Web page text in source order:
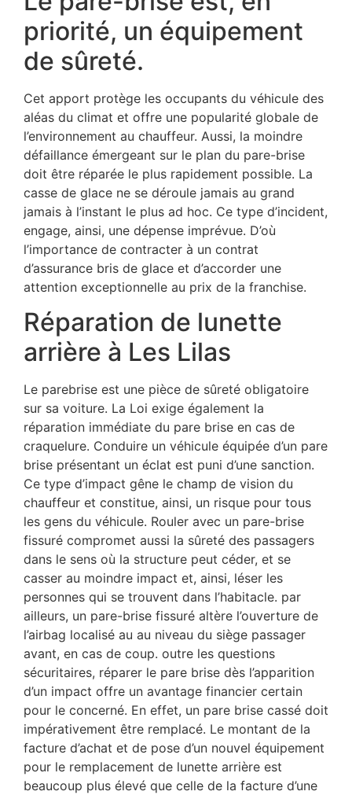
priorité, un équipement
de sûreté.
Cet apport protège les occupants du véhicule des
aléas du climat et offre une popularité globale de
l’environnement au chauffeur. Aussi, la moindre
défaillance émergeant sur le plan du pare-brise
doit être réparée le plus rapidement possible. La
casse de glace ne se déroule jamais au grand
jamais à l’instant le plus ad hoc. Ce type d’incident,
engage, ainsi, une dépense imprévue. D’où
l’importance de contracter à un contrat
d’assurance bris de glace et d’accorder une
attention exceptionnelle au prix de la franchise.
Réparation de lunette
arrière à Les Lilas
Le parebrise est une pièce de sûreté obligatoire
sur sa voiture. La Loi exige également la
réparation immédiate du pare brise en cas de
craquelure. Conduire un véhicule équipée d’un pare
brise présentant un éclat est puni d’une sanction.
Ce type d’impact gêne le champ de vision du
chauffeur et constitue, ainsi, un risque pour tous
les gens du véhicule. Rouler avec un pare-brise
fissuré compromet aussi la sûreté des passagers
dans le sens où la structure peut céder, et se
casser au moindre impact et, ainsi, léser les
personnes qui se trouvent dans l’habitacle. par
ailleurs, un pare-brise fissuré altère l’ouverture de
l’airbag localisé au au niveau du siège passager
avant, en cas de coup. outre les questions
sécuritaires, réparer le pare brise dès l’apparition
d’un impact offre un avantage financier certain
pour le concerné. En effet, un pare brise cassé doit
impérativement être remplacé. Le montant de la
facture d’achat et de pose d’un nouvel équipement
pour le remplacement de lunette arrière est
beaucoup plus élevé que celle de la facture d’une